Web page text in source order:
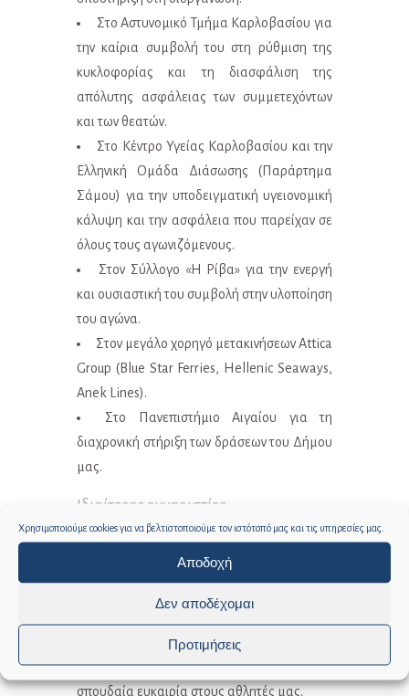
Χρησιμοποιούμε cookies για να βελτιστοποιούμε τον ιστότοπό μας και τις υπηρεσίες μας.
Αποδοχή
Δεν αποδέχομαι
Προτιμήσεις
Στο Αστυνομικό Τμήμα Καρλοβασίου για
την καίρια συμβολή του στη ρύθμιση της
κυκλοφορίας και τη διασφάλιση της
απόλυτης ασφάλειας των συμμετεχόντων
και των θεατών.
Στο Κέντρο Υγείας Καρλοβασίου και την
Ελληνική Ομάδα Διάσωσης (Παράρτημα
Σάμου) για την υποδειγματική υγειονομική
κάλυψη και την ασφάλεια που παρείχαν σε
όλους τους αγωνιζόμενους.
Στον Σύλλογο «Η Ρίβα» για την ενεργή
και ουσιαστική του συμβολή στην υλοποίηση
του αγώνα.
Στον μεγάλο χορηγό μετακινήσεων Attica
Group (Blue Star Ferries, Hellenic Seaways,
Anek Lines).
Στο Πανεπιστήμιο Αιγαίου για τη
διαχρονική στήριξη των δράσεων του Δήμου
μας.
Ιδιαίτερες ευχαριστίες:
Στον κ. Γιώργο Τάση, πρώην διαιτητή της
Super League και φίλο του Δήμου μας, για
συμμετοχής για τον μεγάλο αγώνα
“Ioannina Lake Run”, προσφέροντας μια
σπουδαία ευκαιρία στους αθλητές μας.